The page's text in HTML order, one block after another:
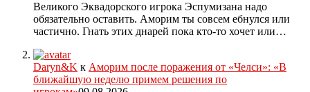
Великого Эквадорского игрока Эспумизана надо
обязательно оставить. Аморим ты совсем ебнулся или
частично. Гнать этих днарей пока кто-то хочет или…
Daryn&K к Аморим после поражения от «Челси»: «В
ближайшую неделю примем решения по